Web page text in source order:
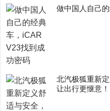
做中国人自己
北汽极狐重新
让出行更惬意！